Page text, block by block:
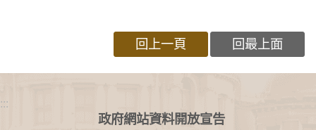
回上一頁 回最上面
:::
政府網站資料開放宣告